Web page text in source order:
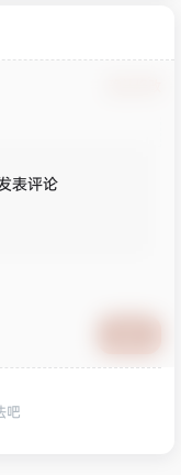
表评论
吧